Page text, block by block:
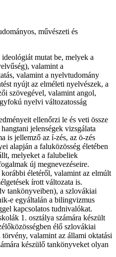
művészeti és
mutat be, melyek a
valamint a
valamint a nyelvtudomány
nyújt az elméleti nyelvészek, a
szövegével, valamint angol,
nyelvi változatosság
ellenőrzi le és veti össze
jelenségek vizsgálata
is jellemző az í-zés, az ö-zés
alapján a faluközösség életében
melyeket a falubeliek
új megnevezéseire.
életéről, valamint az elmúlt
írott változata is.
tankönyveiben), a szlovákiai
e egyáltalán a bilingvizmus
kapcsolatos tudnivalókat.
1. osztálya számára készült
élő szlovákiai
valamint az állami oktatási
készülő tankönyveket olyan